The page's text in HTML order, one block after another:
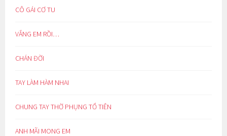
CÔ GÁI CƠ TU
VẮNG EM RỒI…
CHÁN ĐỜI
TAY LÀM HÀM NHAI
CHUNG TAY THỜ PHỤNG TỔ TIÊN
ANH MÃI MONG EM